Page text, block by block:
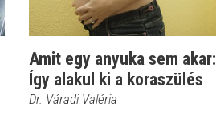
Amit egy anyuka sem akar:
Így alakul ki a koraszülés
Dr. Váradi Valéria